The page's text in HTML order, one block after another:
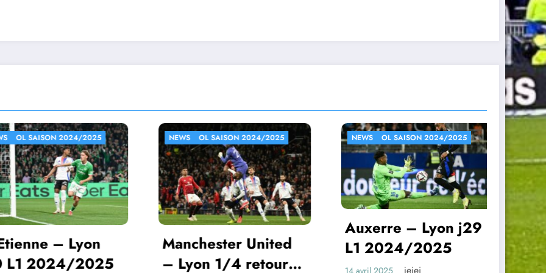
NEWS OL SAISON 2024/2025
Manchester United
– Lyon 1/4 retour
NEWS OL SAISON 2024/2025
Auxerre – Lyon j29
L1 2024/2025
14 avril 2025 jejei
NEWS OL SAISON 2024/2025
Lyon – Manchester
United 1/4 aller